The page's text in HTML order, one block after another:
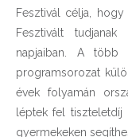
Fesztivál célja,
Fesztivált
napjaiban. A több
programsorozat
évek folyamán
léptek fel
gyermekeken